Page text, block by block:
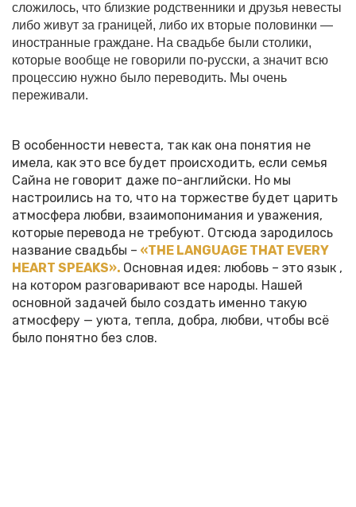
сложилось, что близкие родственники и друзья невесты
либо живут за границей, либо их вторые половинки —
иностранные граждане. На свадьбе были столики,
которые вообще не говорили по-русски, а значит всю
процессию нужно было переводить. Мы очень
переживали.
В особенности невеста, так как она понятия не
имела, как это все будет происходить, если семья
Сайна не говорит даже по-английски. Но мы
настроились на то, что на торжестве будет царить
атмосфера любви, взаимопонимания и уважения,
которые перевода не требуют. Отсюда зародилось
название свадьбы – «THE LANGUAGE THAT EVERY
HEART SPEAKS». Основная идея: любовь – это язык ,
на котором разговаривают все народы. Нашей
основной задачей было создать именно такую
атмосферу — уюта, тепла, добра, любви, чтобы всё
было понятно без слов.